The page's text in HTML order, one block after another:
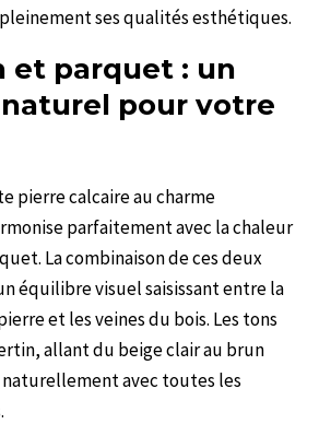
ses qualités esthétiques.
et parquet : un
pour votre
pierre calcaire au charme
parfaitement avec la chaleur
La combinaison de ces deux
équilibre visuel saisissant entre la
et les veines du bois. Les tons
allant du beige clair au brun
avec toutes les